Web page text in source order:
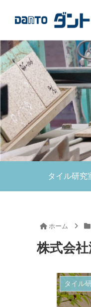
タイル研究
ホーム
株式会
タイル